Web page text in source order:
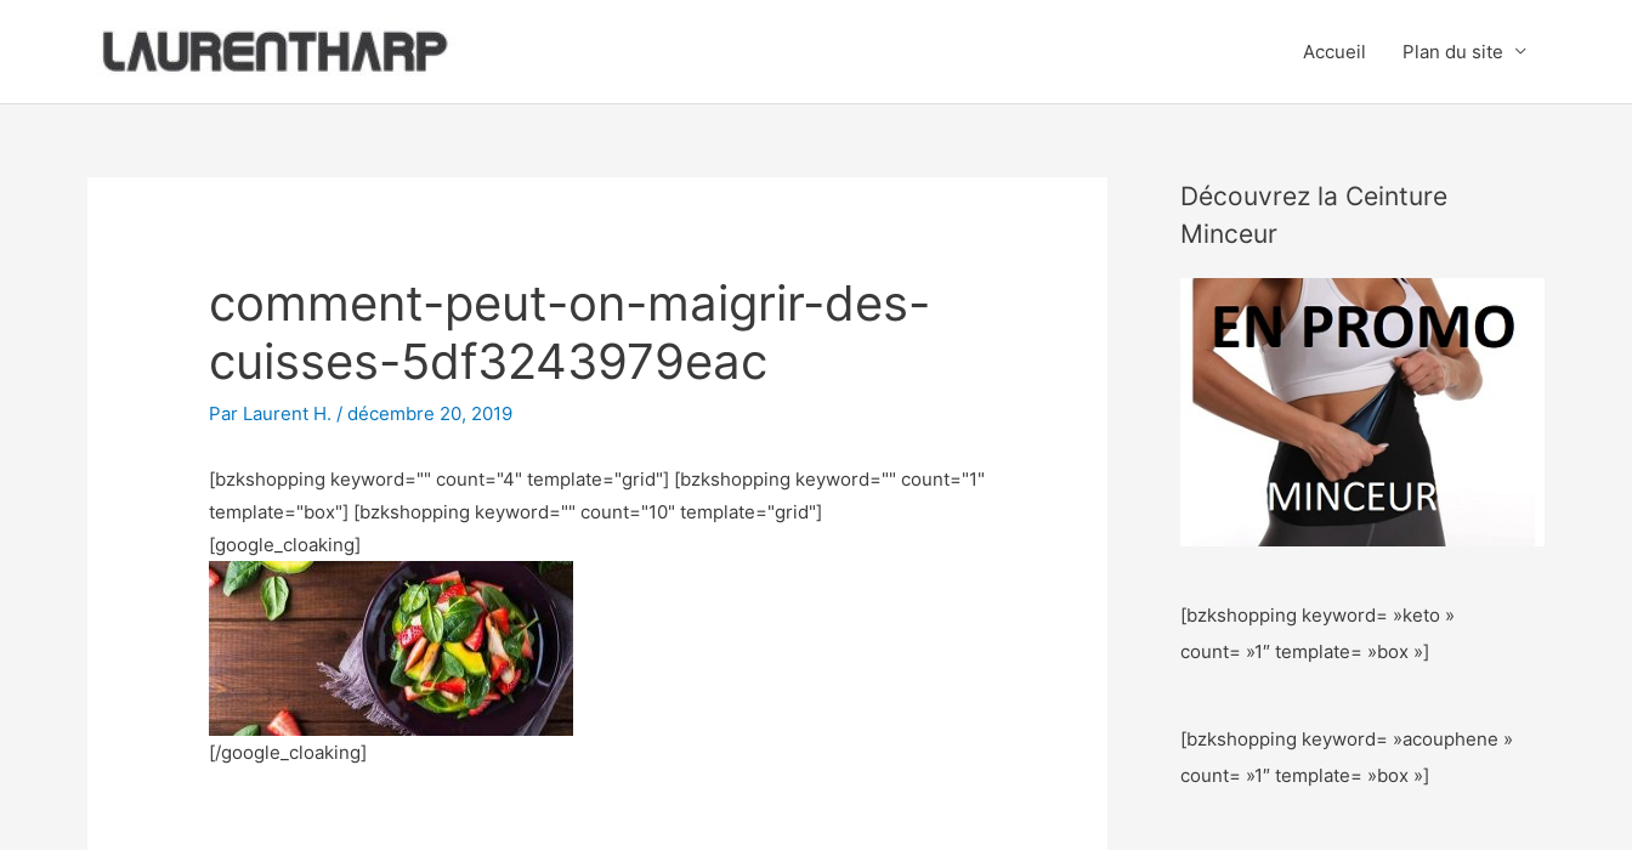
Accueil Plan du site
comment-peut-on-maigrir-des-
cuisses-5df3243979eac
Par Laurent H./décembre 20, 2019
[bzkshopping keyword="" count="4" template="grid"] [bzkshopping keyword="" count="1"
template="box"] [bzkshopping keyword="" count="10" template="grid"]
[google_cloaking]
[/google_cloaking]
Découvrez la Ceinture
Minceur
[bzkshopping keyword= »keto »
count= »1″ template= »box »]
[bzkshopping keyword= »acouphene »
count= »1″ template= »box »]